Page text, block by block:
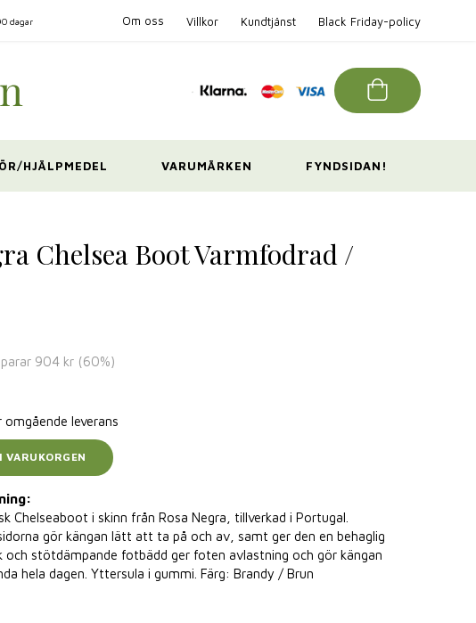
dagar Om oss Villkor Kundtjänst Black Friday-policy
HJÄLPMEDEL VARUMÄRKEN FYNDSIDAN!
Chelsea Boot Varmfodrad /
904 kr (60%)
omgående leverans
VARUKORGEN
Chelseaboot i skinn från Rosa Negra, tillverkad i Portugal.
gör kängan lätt att ta på och av, samt ger den en behaglig
och stötdämpande fotbädd ger foten avlastning och gör kängan
hela dagen. Yttersula i gummi. Färg: Brandy / Brun